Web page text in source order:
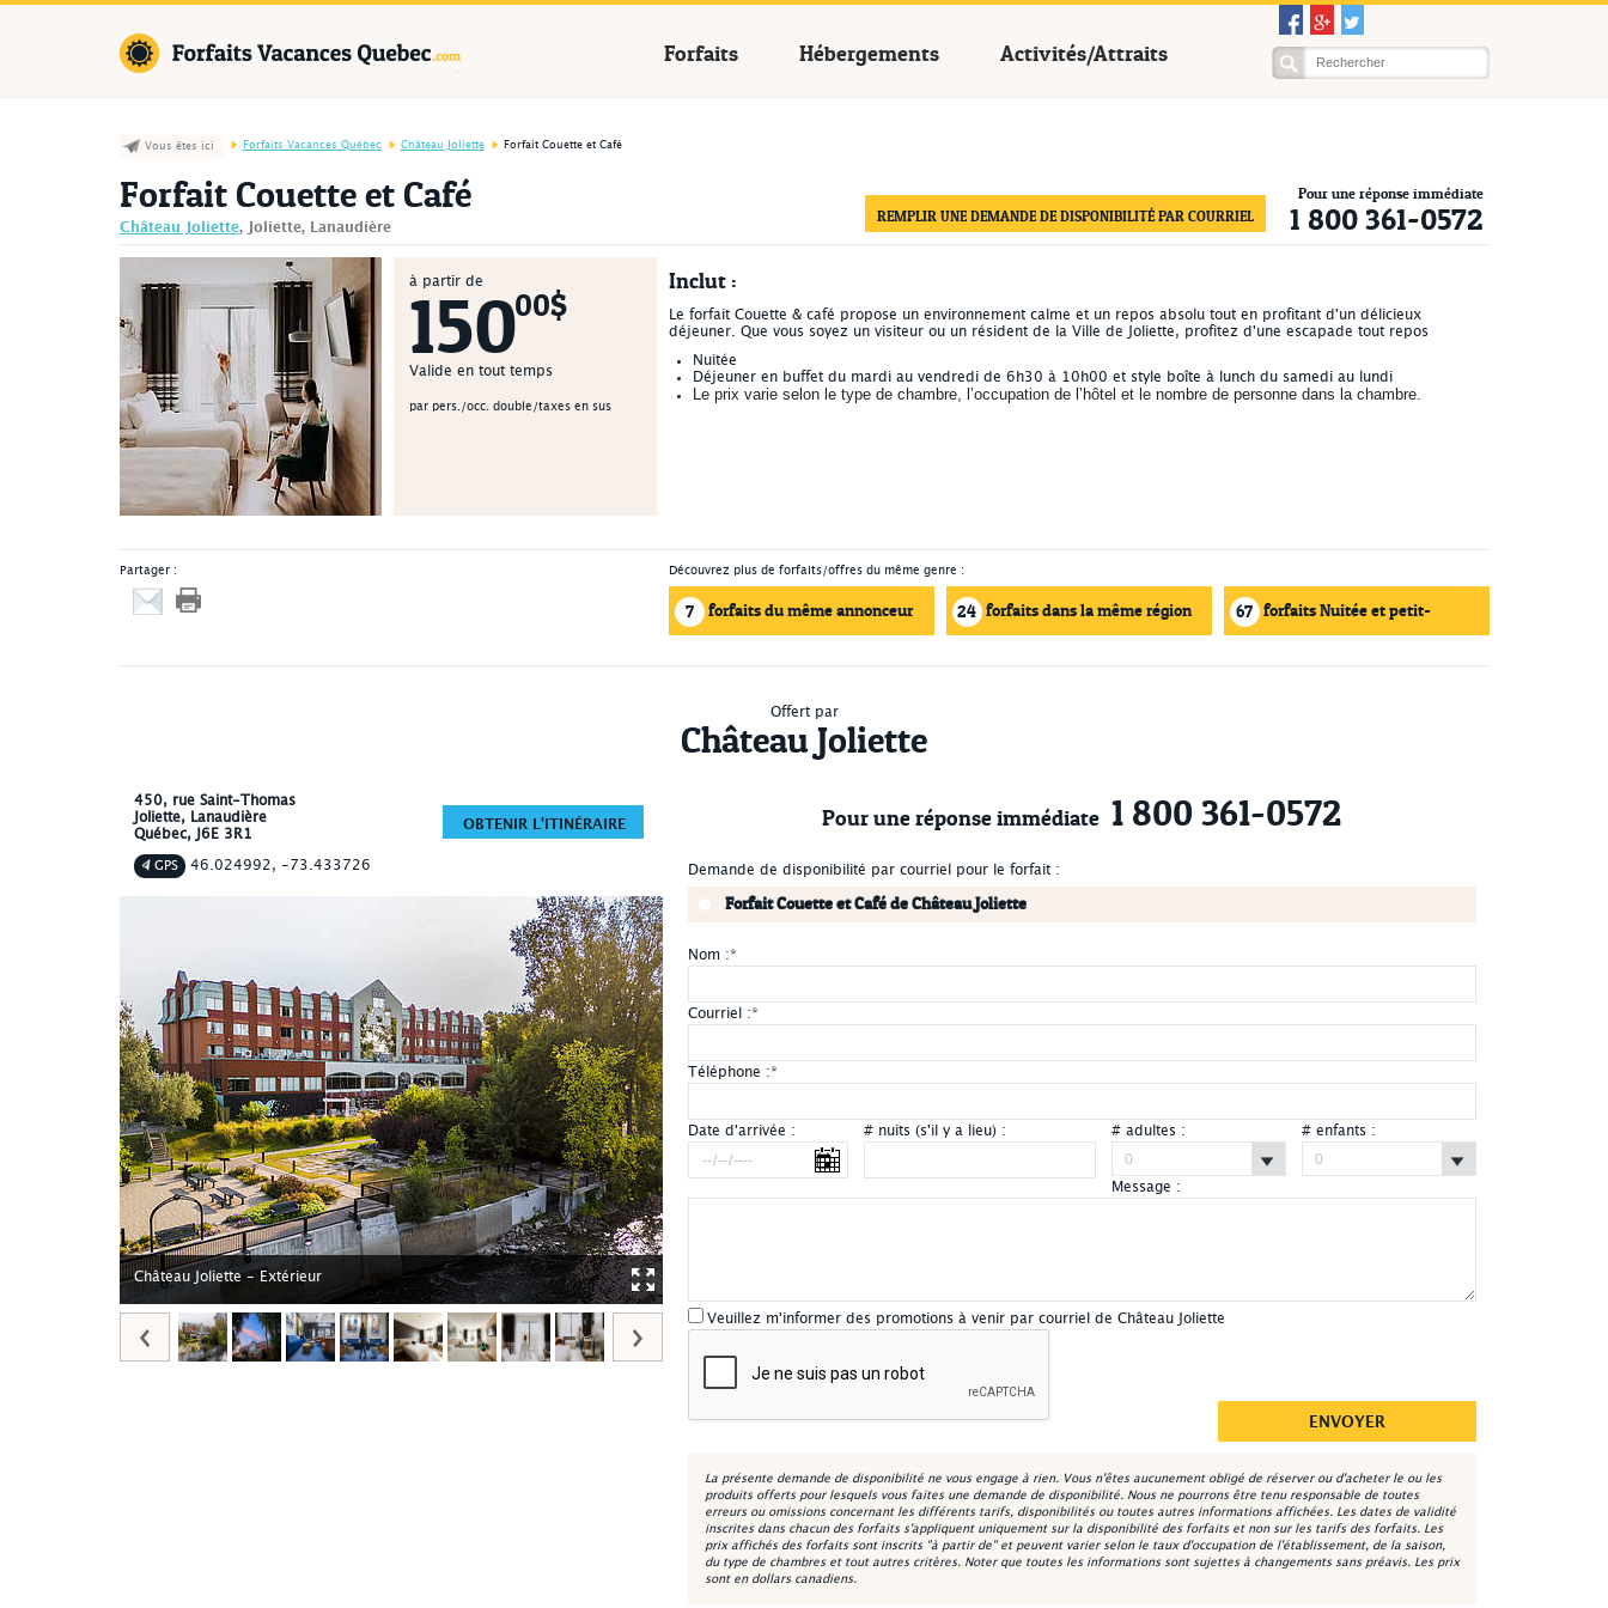
Forfaits Hébergements Activités/Attraits
Vous êtes ici Forfaits Vacances Québec Château Joliette Forfait Couette et Café
Forfait Couette et Café
Château Joliette, Joliette, Lanaudière
Pour une réponse immédiate
1 800 361-0572
REMPLIR UNE DEMANDE DE DISPONIBILITÉ PAR COURRIEL
à partir de
15000$
Valide en tout temps
par pers./occ. double/taxes en sus
Inclut :
Le forfait Couette & café propose un environnement calme et un repos absolu tout en profitant d'un délicieux
déjeuner. Que vous soyez un visiteur ou un résident de la Ville de Joliette, profitez d'une escapade tout repos
Nuitée
Déjeuner en buffet du mardi au vendredi de 6h30 à 10h00 et style boîte à lunch du samedi au lundi
Le prix varie selon le type de chambre, l’occupation de l’hôtel et le nombre de personne dans la chambre.
Partager : Découvrez plus de forfaits/offres du même genre :
7 forfaits du même annonceur 24 forfaits dans la même région 67 forfaits Nuitée et petit-
Offert par
Château Joliette
450, rue Saint-Thomas
Joliette, Lanaudière
Québec, J6E 3R1
GPS 46.024992, -73.433726
OBTENIR L'ITINÉRAIRE
Château Joliette - Extérieur
Pour une réponse immédiate 1 800 361-0572
Demande de disponibilité par courriel pour le forfait :
Forfait Couette et Café de Château Joliette
Nom :*
Courriel :*
Téléphone :*
Date d'arrivée : # nuits (s'il y a lieu) : # adultes : # enfants :
Message :
Veuillez m'informer des promotions à venir par courriel de Château Joliette
La présente demande de disponibilité ne vous engage à rien. Vous n'êtes aucunement obligé de réserver ou d'acheter le ou les
produits offerts pour lesquels vous faites une demande de disponibilité. Nous ne pourrons être tenu responsable de toutes
erreurs ou omissions concernant les différents tarifs, disponibilités ou toutes autres informations affichées. Les dates de validité
inscrites dans chacun des forfaits s'appliquent uniquement sur la disponibilité des forfaits et non sur les tarifs des forfaits. Les
prix affichés des forfaits sont inscrits "à partir de" et peuvent varier selon le taux d'occupation de l'établissement, de la saison,
du type de chambres et tout autres critères. Noter que toutes les informations sont sujettes à changements sans préavis. Les prix
sont en dollars canadiens.